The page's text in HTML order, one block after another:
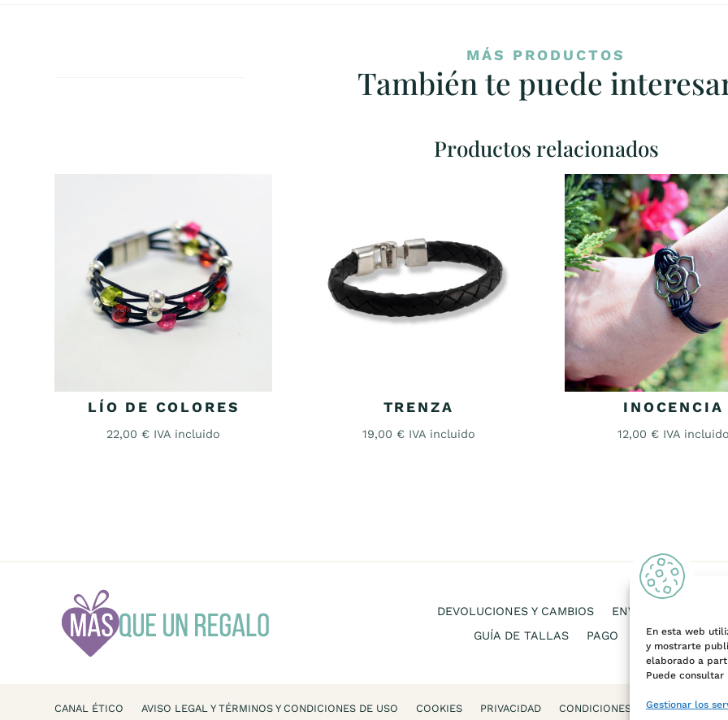
En esta web
y mostrarte
elaborado a
Puede
Gestionar los
MÁS PRODUCTOS
También te puede
Productos relacionados
LÍO DE COLORES
22,00 € IVA incluido
TRENZA
19,00 € IVA incluido
INOCENCIA
12,00 € IVA
DEVOLUCIONES Y CAMBIOS
ENVÍOS
GUÍA DE TALLAS
PAGO
CANAL ÉTICO AVISO LEGAL Y TÉRMINOS Y CONDICIONES DE USO COOKIES PRIVACIDAD CONDICIONES DE VENTA